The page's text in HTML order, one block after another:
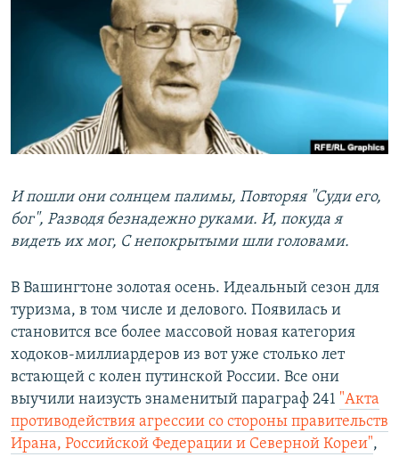
РАСПИСАНИЕ ВЕЩАНИЯ
ПОДПИШИТЕСЬ НА РАССЫЛКУ
СОЦИАЛЬНЫЕ СЕТИ
Все сайты РСЕ/РС
И пошли они солнцем палимы, Повторяя "Суди его,
бог", Разводя безнадежно руками. И, покуда я
видеть их мог, С непокрытыми шли головами.
В Вашингтоне золотая осень. Идеальный сезон для
туризма, в том числе и делового. Появилась и
становится все более массовой новая категория
ходоков-миллиардеров из вот уже столько лет
встающей с колен путинской России. Все они
выучили наизусть знаменитый параграф 241 "Акта
противодействия агрессии со стороны правительств
Ирана, Российской Федерации и Северной Кореи",